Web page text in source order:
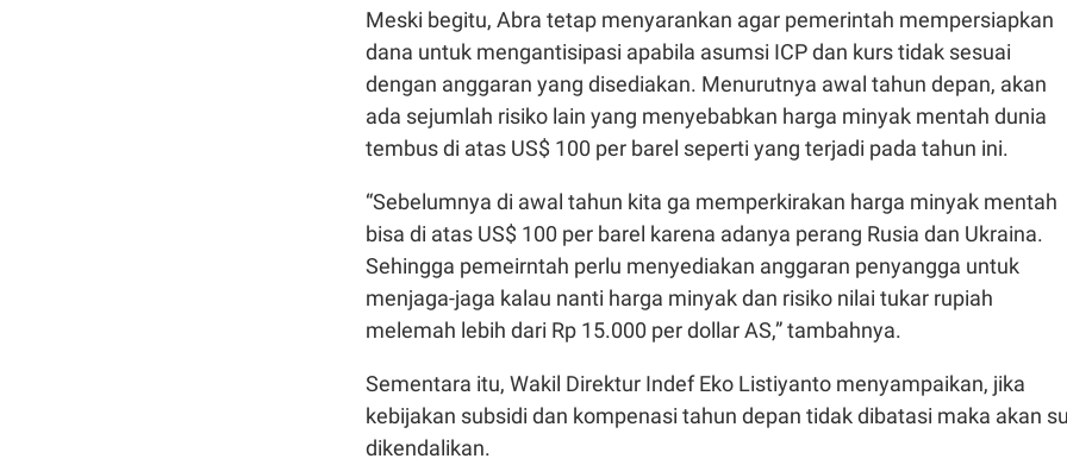
Meski begitu, Abra tetap menyarankan agar pemerintah mempersiapkan
dana untuk mengantisipasi apabila asumsi ICP dan kurs tidak sesuai
dengan anggaran yang disediakan. Menurutnya awal tahun depan, akan
ada sejumlah risiko lain yang menyebabkan harga minyak mentah dunia
tembus di atas US$ 100 per barel seperti yang terjadi pada tahun ini.
“Sebelumnya di awal tahun kita ga memperkirakan harga minyak mentah
bisa di atas US$ 100 per barel karena adanya perang Rusia dan Ukraina.
Sehingga pemeirntah perlu menyediakan anggaran penyangga untuk
menjaga-jaga kalau nanti harga minyak dan risiko nilai tukar rupiah
melemah lebih dari Rp 15.000 per dollar AS,” tambahnya.
Sementara itu, Wakil Direktur Indef Eko Listiyanto menyampaikan, jika
kebijakan subsidi dan kompenasi tahun depan tidak dibatasi maka akan
dikendalikan.